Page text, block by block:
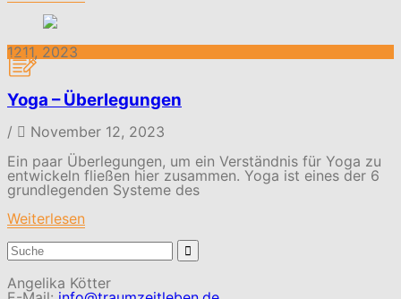
1211, 2023
Yoga – Überlegungen
/
November 12, 2023
Ein paar Überlegungen, um ein Verständnis für Yoga zu
entwickeln fließen hier zusammen. Yoga ist eines der 6
grundlegenden Systeme des
Weiterlesen
Suchergebnis
für:
Angelika Kötter